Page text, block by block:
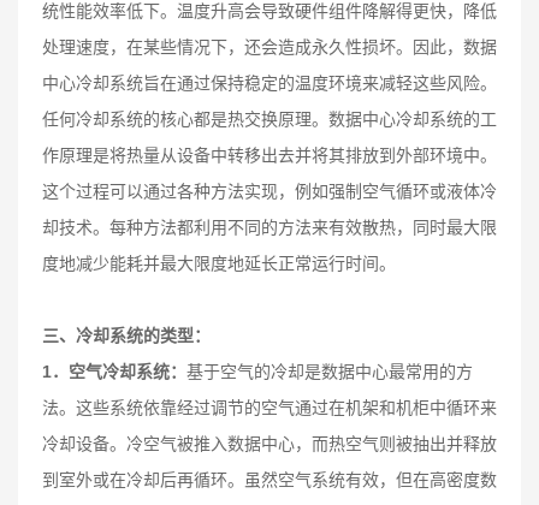
统性能效率低下。温度升高会导致硬件组件降解得更快，降低
处理速度，在某些情况下，还会造成永久性损坏。因此，数据
中心冷却系统旨在通过保持稳定的温度环境来减轻这些风险。
任何冷却系统的核心都是热交换原理。数据中心冷却系统的工
作原理是将热量从设备中转移出去并将其排放到外部环境中。
这个过程可以通过各种方法实现，例如强制空气循环或液体冷
却技术。每种方法都利用不同的方法来有效散热，同时最大限
度地减少能耗并最大限度地延长正常运行时间。
三、冷却系统的类型：
1．空气冷却系统： 基于空气的冷却是数据中心最常用的方
法。这些系统依靠经过调节的空气通过在机架和机柜中循环来
冷却设备。冷空气被推入数据中心，而热空气则被抽出并释放
到室外或在冷却后再循环。虽然空气系统有效，但在高密度数